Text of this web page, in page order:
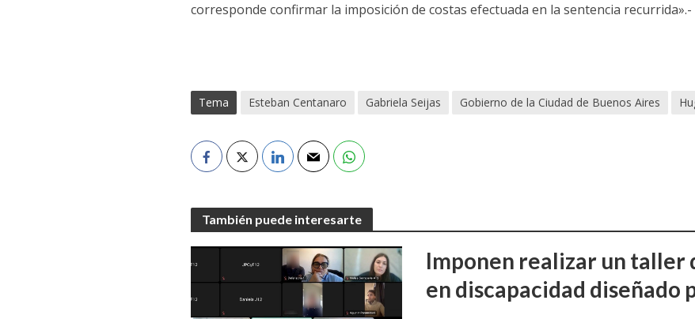
corresponde confirmar la imposición de costas efectuada en la sentencia recurrida».-
Tema Esteban Centanaro Gabriela Seijas Gobierno de la Ciudad de Buenos Aires
También puede interesarte
Imponen realizar un taller
en discapacidad diseñado